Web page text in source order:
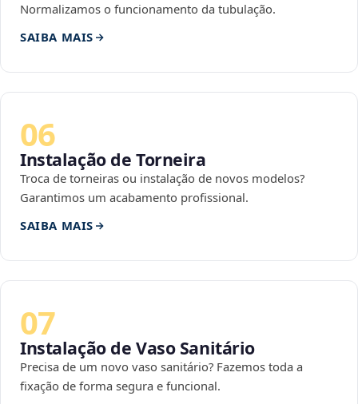
Normalizamos o funcionamento da tubulação.
SAIBA MAIS
06
Instalação de Torneira
Troca de torneiras ou instalação de novos modelos?
Garantimos um acabamento profissional.
SAIBA MAIS
07
Instalação de Vaso Sanitário
Precisa de um novo vaso sanitário? Fazemos toda a
fixação de forma segura e funcional.